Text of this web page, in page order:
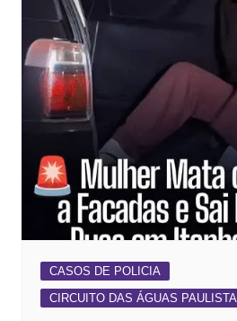
CASOS DE POLICIA
CIRCUITO DAS ÁGUAS PAULISTA